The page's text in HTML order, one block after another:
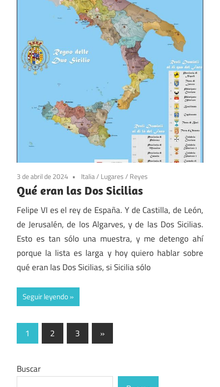
3 de abril de 2024 Italia/ Lugares/ Reyes
Qué eran las Dos Sicilias
Felipe VI es el rey de España. Y de Castilla, de León,
de Jerusalén, de los Algarves, y de las Dos Sicilias.
Esto es tan sólo una muestra, y me detengo ahí
porque la lista es larga y hoy quiero hablar sobre
qué eran las Dos Sicilias, si Sicilia sólo
Seguir leyendo
Paginación
entradas
1 2 3
Entradas
siguientes
»
Buscar